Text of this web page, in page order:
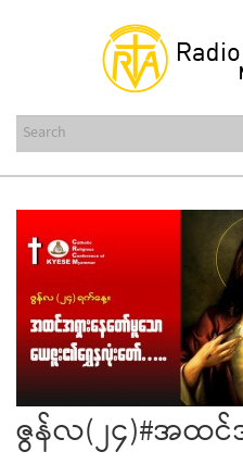
content
ဇွန်လ(၂၄)#အထင်